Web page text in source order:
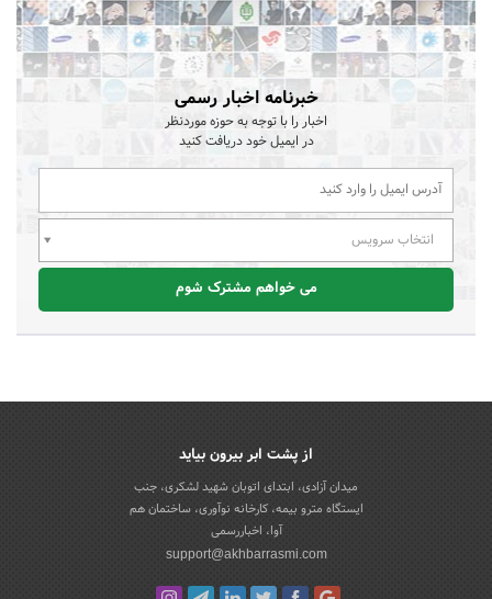
خبرنامه اخبار رسمی
اخبار را با توجه به حوزه موردنظر
در ایمیل خود دریافت کنید
انتخاب سرویس
می خواهم مشترک شوم
از پشت ابر بیرون بیاید
میدان آزادی، ابتدای اتوبان شهید لشکری، جنب
ایستگاه مترو بیمه، کارخانه نوآوری، ساختمان هم
آوا، اخباررسمی
support@akhbarrasmi.com